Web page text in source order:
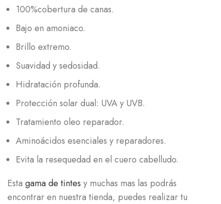
100%cobertura de canas.
Bajo en amoniaco.
Brillo extremo.
Suavidad y sedosidad.
Hidratación profunda.
Protección solar dual: UVA y UVB.
Tratamiento oleo reparador.
Aminoácidos esenciales y reparadores.
Evita la resequedad en el cuero cabelludo.
Esta gama de tintes y muchas mas las podrás
encontrar en nuestra tienda, puedes realizar tu